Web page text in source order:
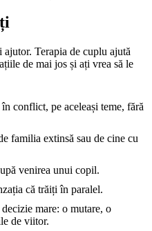
Terapia de cuplu ajută
de mai jos și ați vrea să le
conflict, pe aceleași teme, fără
familia extinsă sau de cine cu
venirea unui copil.
că trăiți în paralel.
mare: o mutare, o
de viitor.